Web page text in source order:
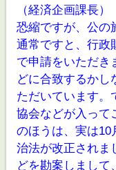
（経済企画課長
恐縮ですが、公の
通常ですと、行政
で申請をいただき
どに合致するかし
ただいています。
協会などが入って
のほうは、実は10
治法が改正されま
どを勘案しまして